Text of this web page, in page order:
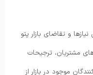
و تقاضای بازار پتو
مشتریان، ترجیحات
موجود در بازار از